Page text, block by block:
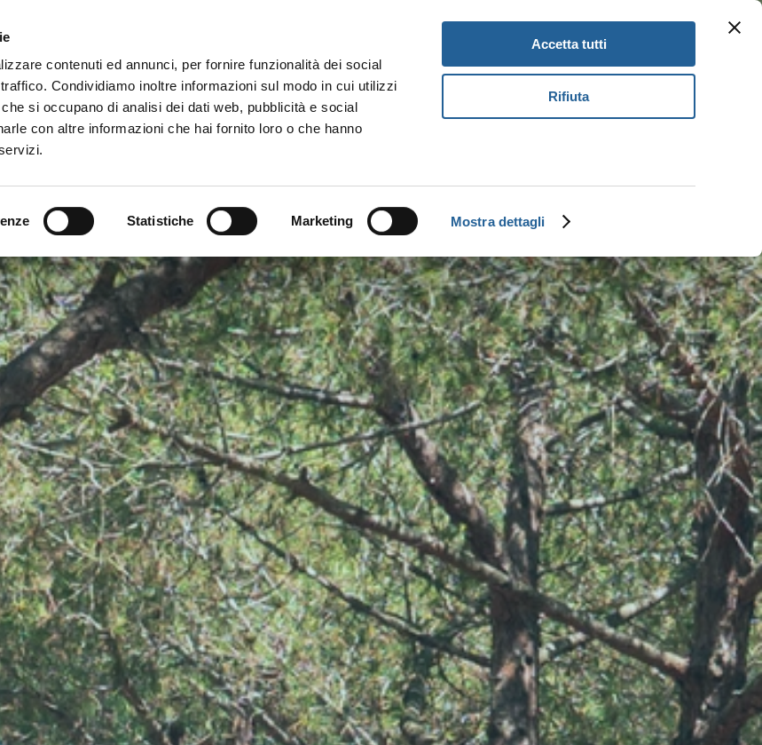
contenuti ed annunci, per fornire funzionalità dei social
Condividiamo inoltre informazioni sul modo in cui utilizzi
si occupano di analisi dei dati web, pubblicità e social
con altre informazioni che hai fornito loro o che hanno
Statistiche Marketing Mostra dettagli
Accetta tutti
Rifiuta
Newsletter Gift Card